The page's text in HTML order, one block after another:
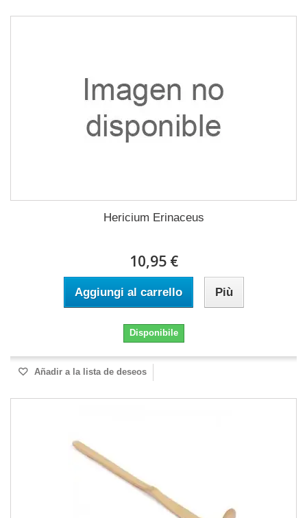
Hericium Erinaceus
10,95 €
Aggiungi al carrello Più
Disponibile
Añadir a la lista de deseos